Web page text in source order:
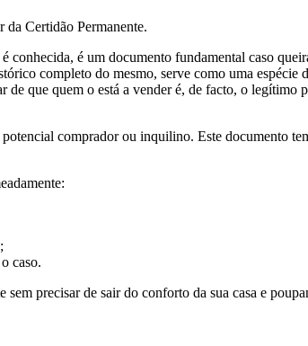
da Certidão Permanente.
é um documento fundamental caso
completo do mesmo, serve como uma
que quem o está a vender é, de facto, o
comprador ou inquilino. Este documento
caso.
precisar de sair do conforto da sua casa e